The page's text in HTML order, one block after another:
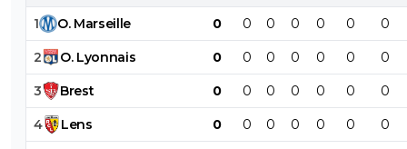
1 O. Marseille 0 0 0 0 0 0 0
2 O. Lyonnais 0 0 0 0 0 0 0
3 Brest 0 0 0 0 0 0 0
4 Lens 0 0 0 0 0 0 0